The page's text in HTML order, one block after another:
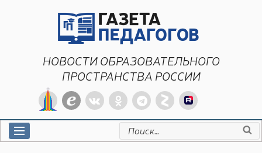
НОВОСТИ ОБРАЗОВАТЕЛЬНОГО
ПРОСТРАНСТВА РОССИИ
Искать: